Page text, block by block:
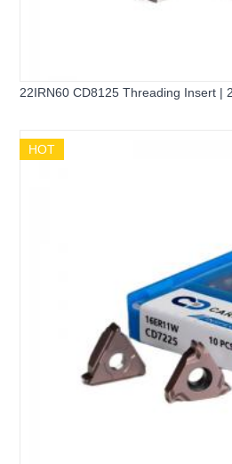
22IRN60 CD8125 Threading Insert |
HOT